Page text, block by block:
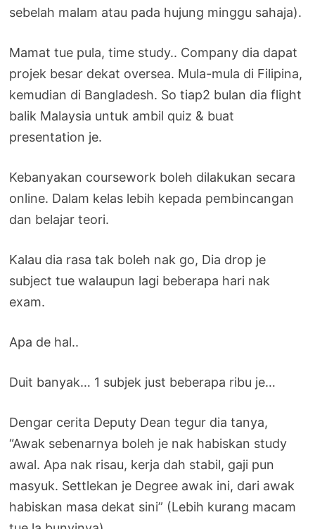
sebelah malam atau pada hujung minggu sahaja).
Mamat tue pula, time study.. Company dia dapat
projek besar dekat oversea. Mula-mula di Filipina,
kemudian di Bangladesh. So tiap2 bulan dia flight
balik Malaysia untuk ambil quiz & buat
presentation je.
Kebanyakan coursework boleh dilakukan secara
online. Dalam kelas lebih kepada pembincangan
dan belajar teori.
Kalau dia rasa tak boleh nak go, Dia drop je
subject tue walaupun lagi beberapa hari nak
exam.
Apa de hal..
Duit banyak… 1 subjek just beberapa ribu je…
Dengar cerita Deputy Dean tegur dia tanya,
“Awak sebenarnya boleh je nak habiskan study
awal. Apa nak risau, kerja dah stabil, gaji pun
masyuk. Settlekan je Degree awak ini, dari awak
habiskan masa dekat sini” (Lebih kurang macam